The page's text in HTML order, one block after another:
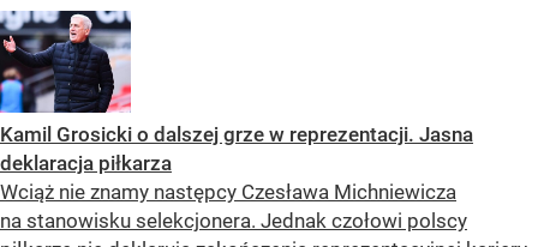
Kamil Grosicki o dalszej grze w reprezentacji. Jasna
deklaracja piłkarza
Wciąż nie znamy następcy Czesława Michniewicza
na stanowisku selekcjonera. Jednak czołowi polscy